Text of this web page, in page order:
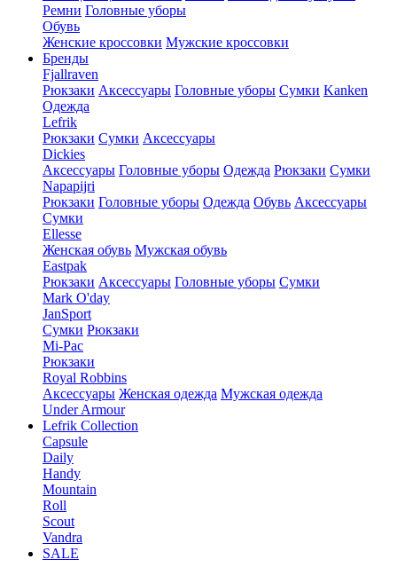
Ремни Головные уборы
Обувь
Женские кроссовки Мужские кроссовки
Бренды
Fjallraven
Рюкзаки Аксессуары Головные уборы Сумки Kanken
Одежда
Lefrik
Рюкзаки Сумки Аксессуары
Dickies
Аксессуары Головные уборы Одежда Рюкзаки Сумки
Napapijri
Рюкзаки Головные уборы Одежда Обувь Аксессуары
Сумки
Ellesse
Женская обувь Мужская обувь
Eastpak
Рюкзаки Аксессуары Головные уборы Сумки
Mark O'day
JanSport
Сумки Рюкзаки
Mi-Pac
Рюкзаки
Royal Robbins
Аксессуары Женская одежда Мужская одежда
Under Armour
Lefrik Collection
Capsule
Daily
Handy
Mountain
Roll
Scout
Vandra
SALE